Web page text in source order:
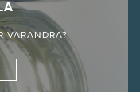
VARANDRA?